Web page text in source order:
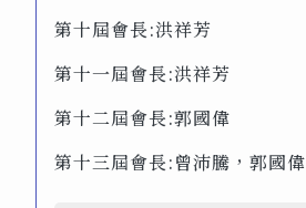
第十屆會長:洪祥芳
第十一屆會長:洪祥芳
第十二屆會長:郭國偉
第十三屆會長:曾沛騰，郭國偉